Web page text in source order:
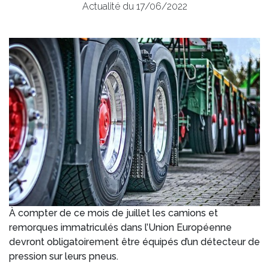
Actualité du 17/06/2022
À compter de ce mois de juillet les camions et
remorques immatriculés dans l’Union Européenne
devront obligatoirement être équipés d’un détecteur de
pression sur leurs pneus.